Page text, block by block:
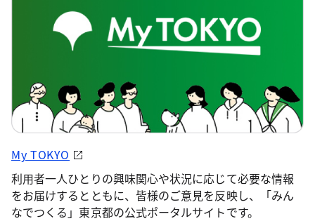
My TOKYO
利用者一人ひとりの興味関心や状況に応じて必要な情報
をお届けするとともに、皆様のご意見を反映し、「みん
なでつくる」東京都の公式ポータルサイトです。